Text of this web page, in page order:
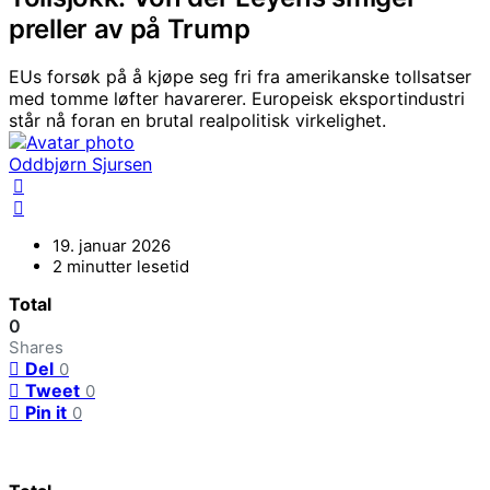
preller av på Trump
EUs forsøk på å kjøpe seg fri fra amerikanske tollsatser
med tomme løfter havarerer. Europeisk eksportindustri
står nå foran en brutal realpolitisk virkelighet.
Oddbjørn Sjursen
19. januar 2026
2 minutter lesetid
Total
0
Shares
Del 0
Tweet 0
Pin it 0